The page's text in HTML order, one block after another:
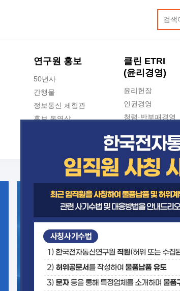
연구원 홍보
50년사
간행물
정보통신 체험관
홍보 동영상
클린 ETRI
(윤리경영)
윤리헌장
인권경영
청렴·반부패경영
청렴포털 신고
수의계약 현황
부패징계 현황
감사결과공개